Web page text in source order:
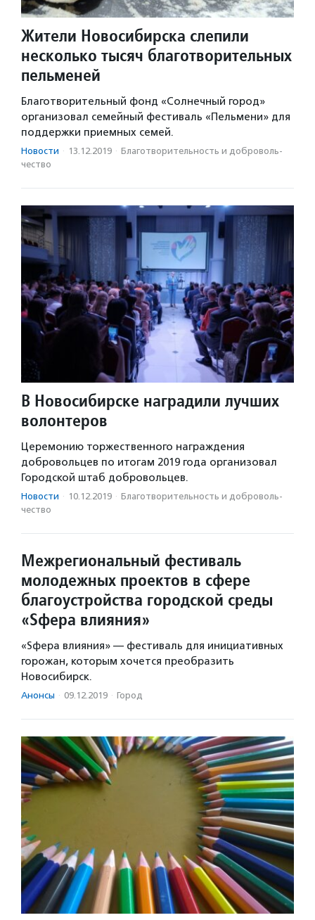
Жители Новосибирска слепили
несколько тысяч благотворительных
пельменей
Благотворительный фонд «Солнечный город»
организовал семейный фестиваль «Пельмени» для
поддержки приемных семей.
Новости · 13.12.2019 · Благотвори­тель­ность и доброволь­
чест­во
В Новосибирске наградили лучших
волонтеров
Церемонию торжественного награждения
добровольцев по итогам 2019 года организовал
Городской штаб добровольцев.
Новости · 10.12.2019 · Благотвори­тель­ность и доброволь­
чест­во
Межрегиональный фестиваль
молодежных проектов в сфере
благоустройства городской среды
«Sфера влияния»
«Sфера влияния» — фестиваль для инициативных
горожан, которым хочется преобразить
Новосибирск.
Анонсы · 09.12.2019 · Город